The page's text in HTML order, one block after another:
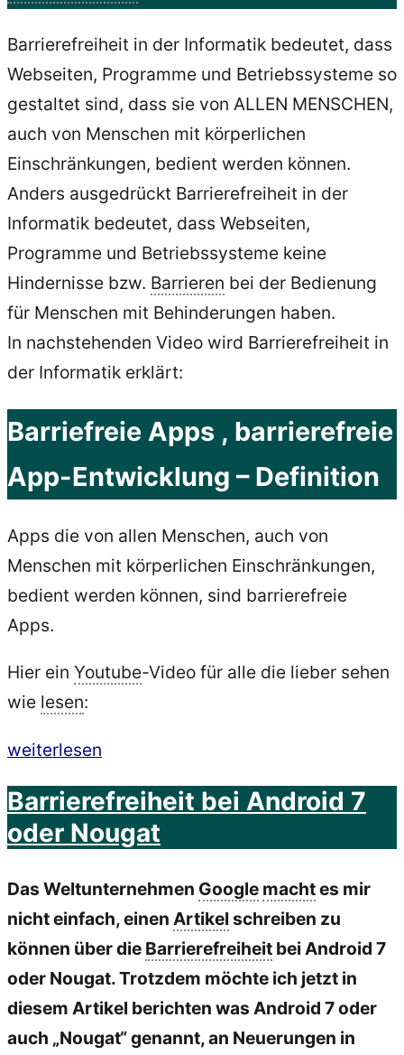
Barrierefreiheit in der Informatik bedeutet, dass
Webseiten, Programme und Betriebssysteme so
gestaltet sind, dass sie von ALLEN MENSCHEN,
auch von Menschen mit körperlichen
Einschränkungen, bedient werden können.
Anders ausgedrückt Barrierefreiheit in der
Informatik bedeutet, dass Webseiten,
Programme und Betriebssysteme keine
Hindernisse bzw. Barrieren bei der Bedienung
für Menschen mit Behinderungen haben.
In nachstehenden Video wird Barrierefreiheit in
der Informatik erklärt:
Barriefreie Apps , barrierefreie
App-Entwicklung – Definition
Apps die von allen Menschen, auch von
Menschen mit körperlichen Einschränkungen,
bedient werden können, sind barrierefreie
Apps.
Hier ein Youtube-Video für alle die lieber sehen
wie lesen:
„Barrierefreie
App-
Entwicklung
Android
–
Grundlagen“
weiterlesen
Barrierefreiheit bei Android 7
oder Nougat
Das Weltunternehmen Google machtes mir
nicht einfach, einen Artikel schreiben zu
können über die Barrierefreiheit bei Android 7
oder Nougat. Trotzdem möchte ich jetzt in
diesem Artikel berichten was Android 7 oder
auch „Nougat“ genannt, an Neuerungen in